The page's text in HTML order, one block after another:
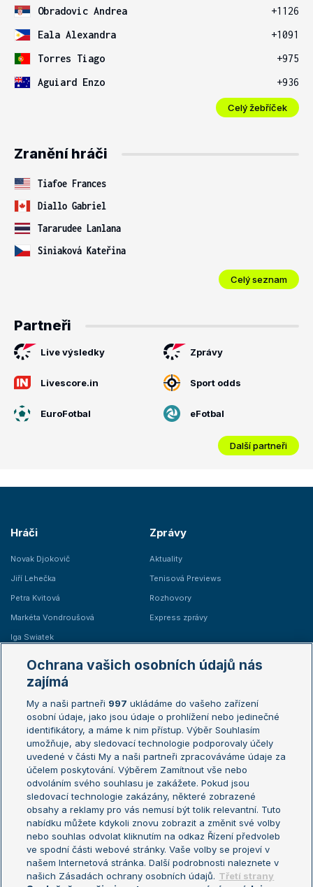
Obradovic Andrea
+1126
Eala Alexandra
+1091
Torres Tiago
+975
Aguiard Enzo
+936
Celý žebříček
Zranění hráči
Tiafoe Frances
Diallo Gabriel
Tararudee Lanlana
Siniaková Kateřina
Celý seznam
Partneři
Live výsledky Zprávy
Livescore.in Sport odds
EuroFotbal eFotbal
Další partneři
Hráči
Novak Djokovič
Jiří Lehečka
Petra Kvitová
Markéta Vondroušová
Iga Swiatek
Zprávy
Aktuality
Tenisová Previews
Rozhovory
Express zprávy
Žebříčky
Žebříček ATP (muži)
Žebříček WTA (ženy)
Sázkařský žebříček
Australian Open
French Open
Wimbledon
US Open
Turnaj mistrů
Turnaj mistryň
Aktualní trendy
Fotbalové přestupy
Livesport Daily
Ochrana vašich osobních údajů nás
zajímá
My a naši partneři 997 ukládáme do vašeho zařízení
osobní údaje, jako jsou údaje o prohlížení nebo jedinečné
identifikátory, a máme k nim přístup. Výběr Souhlasím
umožňuje, aby sledovací technologie podporovaly účely
uvedené v části My a naši partneři zpracováváme údaje za
účelem poskytování. Výběrem Zamítnout vše nebo
odvoláním svého souhlasu je zakážete. Pokud jsou
sledovací technologie zakázány, některé zobrazené
obsahy a reklamy pro vás nemusí být tolik relevantní. Tuto
nabídku můžete kdykoli znovu zobrazit a změnit své volby
nebo souhlas odvolat kliknutím na odkaz Řízení předvoleb
ve spodní části webové stránky. Vaše volby se projeví v
našem Internetová stránka. Další podrobnosti naleznete v
našich Zásadách ochrany osobních údajů. Třetí strany